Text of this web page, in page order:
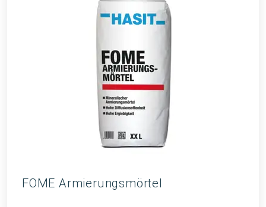
FOME Armierungsmörtel